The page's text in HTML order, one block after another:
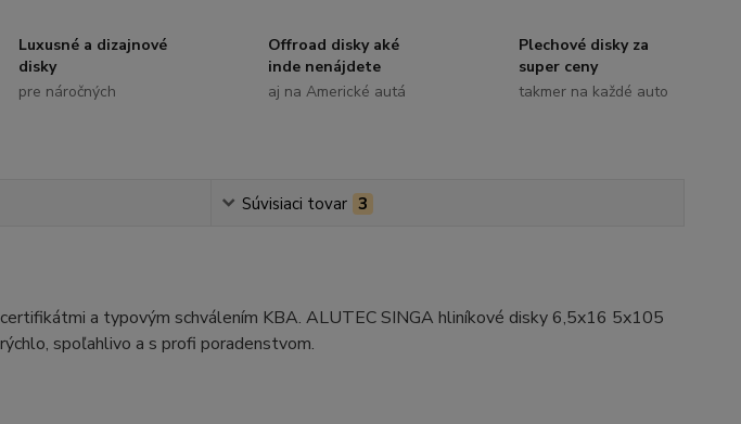
Luxusné a dizajnové
disky
pre náročných
Offroad disky aké
inde nenájdete
aj na Americké autá
Plechové disky za
super ceny
takmer na každé auto
Súvisiaci tovar 3
a typovým schválením KBA. ALUTEC SINGA hliníkové disky 6,5x16 5x105
spoľahlivo a s profi poradenstvom.